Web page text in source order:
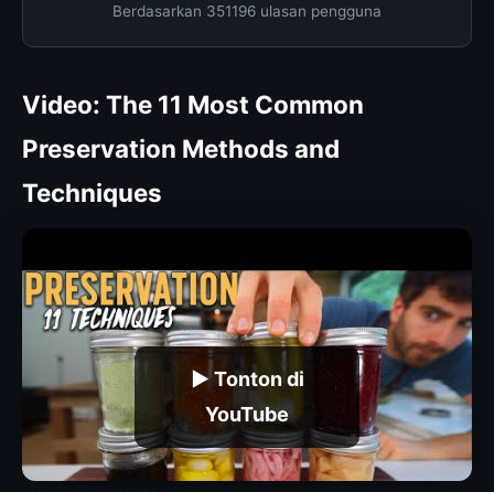
Berdasarkan 351196 ulasan pengguna
Video: The 11 Most Common
Preservation Methods and
Techniques
▶ Tonton di
YouTube